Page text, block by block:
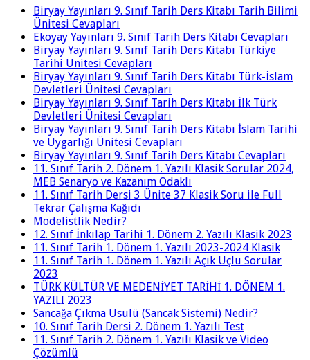
Biryay Yayınları 9. Sınıf Tarih Ders Kitabı Tarih Bilimi
Ünitesi Cevapları
Ekoyay Yayınları 9. Sınıf Tarih Ders Kitabı Cevapları
Biryay Yayınları 9. Sınıf Tarih Ders Kitabı Türkiye
Tarihi Ünitesi Cevapları
Biryay Yayınları 9. Sınıf Tarih Ders Kitabı Türk-İslam
Devletleri Ünitesi Cevapları
Biryay Yayınları 9. Sınıf Tarih Ders Kitabı İlk Türk
Devletleri Ünitesi Cevapları
Biryay Yayınları 9. Sınıf Tarih Ders Kitabı İslam Tarihi
ve Uygarlığı Ünitesi Cevapları
Biryay Yayınları 9. Sınıf Tarih Ders Kitabı Cevapları
11. Sınıf Tarih 2. Dönem 1. Yazılı Klasik Sorular 2024,
MEB Senaryo ve Kazanım Odaklı
11. Sınıf Tarih Dersi 3 Ünite 37 Klasik Soru ile Full
Tekrar Çalışma Kağıdı
Modelistlik Nedir?
12. Sınıf İnkılap Tarihi 1. Dönem 2. Yazılı Klasik 2023
11. Sınıf Tarih 1. Dönem 1. Yazılı 2023-2024 Klasik
11. Sınıf Tarih 1. Dönem 1. Yazılı Açık Uçlu Sorular
2023
TÜRK KÜLTÜR VE MEDENİYET TARİHİ 1. DÖNEM 1.
YAZILI 2023
Sancağa Çıkma Usulü (Sancak Sistemi) Nedir?
10. Sınıf Tarih Dersi 2. Dönem 1. Yazılı Test
11. Sınıf Tarih 2. Dönem 1. Yazılı Klasik ve Video
Çözümlü